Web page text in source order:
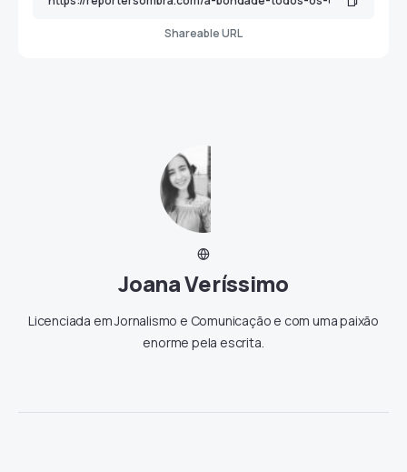
Shareable URL
Joana Veríssimo
Licenciada em Jornalismo e Comunicação e com uma paixão
enorme pela escrita.